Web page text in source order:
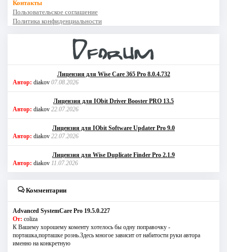
Контакты
Пользовательское соглашение
Политика конфиденциальности
Лицензия для Wise Care 365 Pro 8.0.4.732
Автор: diakov 07.08.2026
Лицензия для IObit Driver Booster PRO 13.5
Автор: diakov 22.07.2026
Лицензия для IObit Software Updater Pro 9.0
Автор: diakov 22.07.2026
Лицензия для Wise Duplicate Finder Pro 2.1.9
Автор: diakov 11.07.2026
Комментарии
Advanced SystemCare Pro 19.5.0.227
От: coliza
К Вашему хорошему коменту хотелось бы одну поправочку -
порташка,порташке рознь.Здесь многое зависит от набитости руки автора
именно на конкретную